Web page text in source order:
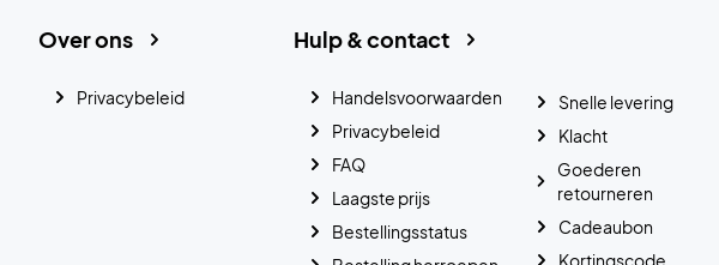
Hulp & contact
Handelsvoorwaarden
Privacybeleid
FAQ
Laagste prijs
Bestellingsstatus
Snelle levering
Klacht
Goederen
retourneren
Cadeaubon
Kortingscode
Over ons
Privacybeleid